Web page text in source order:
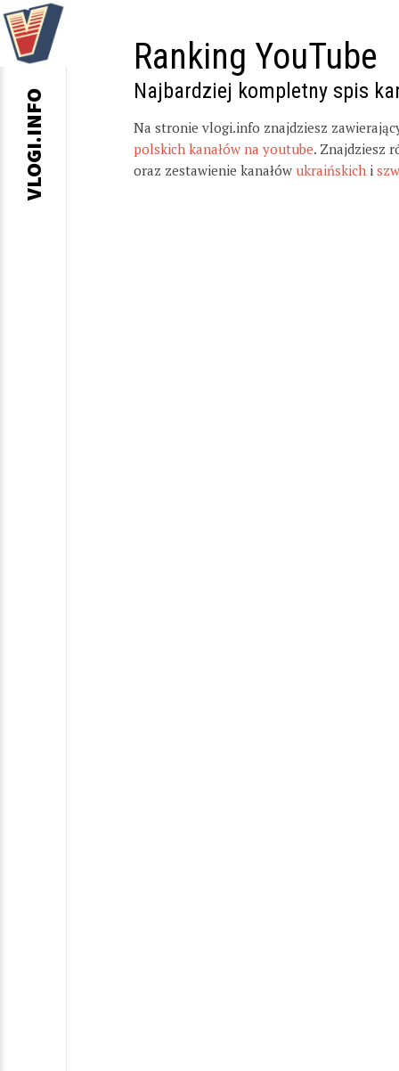
Ranking YouTube
Najbardziej kompletny spis
Na stronie vlogi.info znajdziesz
polskich kanałów na youtube. Znajdziesz
oraz zestawienie kanałów ukraińskich i
VLOGI.INFO